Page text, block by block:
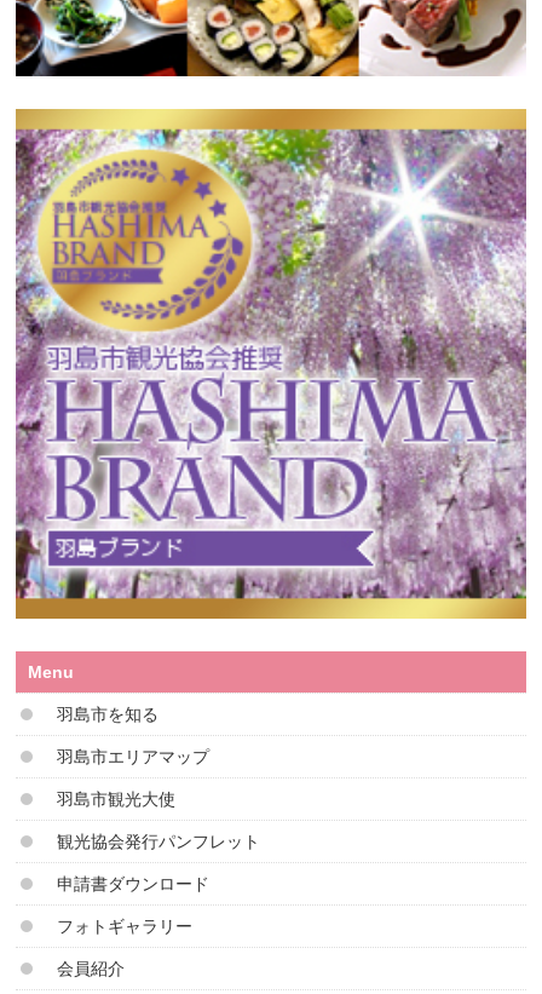
Menu
羽島市を知る
羽島市エリアマップ
羽島市観光大使
観光協会発行パンフレット
申請書ダウンロード
フォトギャラリー
会員紹介